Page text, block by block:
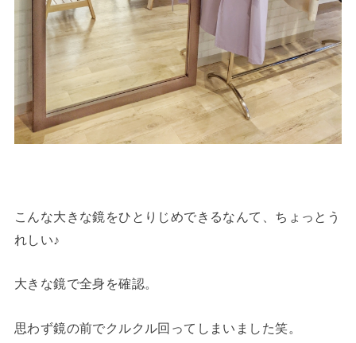
こんな大きな鏡をひとりじめできるなんて、ちょっとう
れしい♪
大きな鏡で全身を確認。
思わず鏡の前でクルクル回ってしまいました笑。